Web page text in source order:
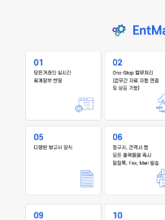
비대면 바우처